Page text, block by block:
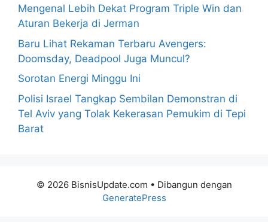
Mengenal Lebih Dekat Program Triple Win dan
Aturan Bekerja di Jerman
Baru Lihat Rekaman Terbaru Avengers:
Doomsday, Deadpool Juga Muncul?
Sorotan Energi Minggu Ini
Polisi Israel Tangkap Sembilan Demonstran di
Tel Aviv yang Tolak Kekerasan Pemukim di Tepi
Barat
© 2026 BisnisUpdate.com • Dibangun dengan
GeneratePress